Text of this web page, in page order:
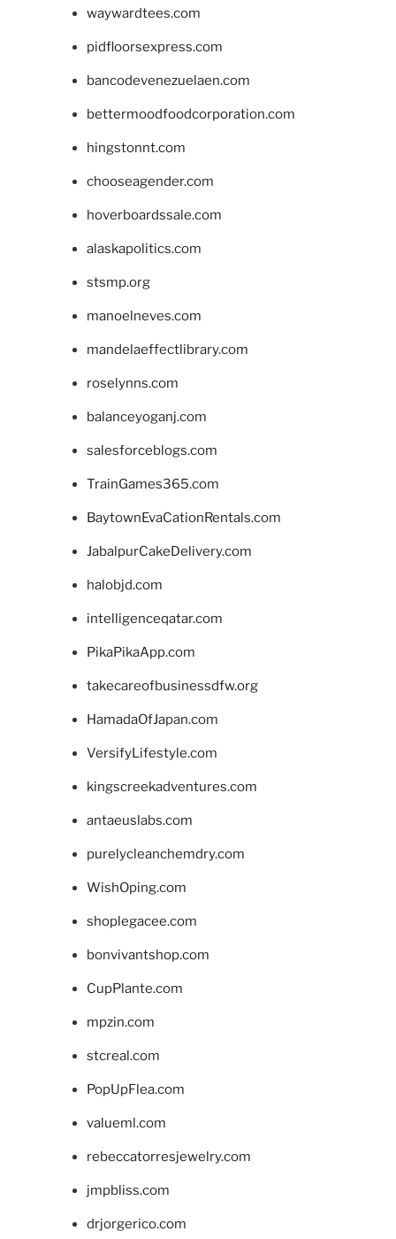
waywardtees.com
pidfloorsexpress.com
bancodevenezuelaen.com
bettermoodfoodcorporation.com
hingstonnt.com
chooseagender.com
hoverboardssale.com
alaskapolitics.com
stsmp.org
manoelneves.com
mandelaeffectlibrary.com
roselynns.com
balanceyoganj.com
salesforceblogs.com
TrainGames365.com
BaytownEvaCationRentals.com
JabalpurCakeDelivery.com
halobjd.com
intelligenceqatar.com
PikaPikaApp.com
takecareofbusinessdfw.org
HamadaOfJapan.com
VersifyLifestyle.com
kingscreekadventures.com
antaeuslabs.com
purelycleanchemdry.com
WishOping.com
shoplegacee.com
bonvivantshop.com
CupPlante.com
mpzin.com
stcreal.com
PopUpFlea.com
valueml.com
rebeccatorresjewelry.com
jmpbliss.com
drjorgerico.com